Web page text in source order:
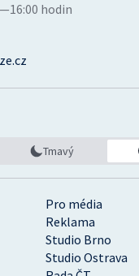
Pro média
Reklama
Studio Brno
Studio Ostrava
hodin
Tmavý